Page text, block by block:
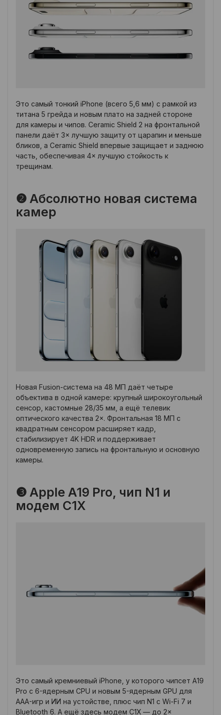
Это самый тонкий iPhone (всего 5,6 мм) с рамкой из
титана 5 грейда и новым плато на задней стороне
для камеры и чипов. Ceramic Shield 2 на фронтальной
панели даёт 3× лучшую защиту от царапин и меньше
бликов, а Ceramic Shield впервые защищает и заднюю
часть, обеспечивая 4× лучшую стойкость к
трещинам.
❷ Абсолютно новая система
камер
Новая Fusion-система на 48 МП даёт четыре
объектива в одной камере: крупный широкоугольный
сенсор, кастомные 28/35 мм, а ещё телевик
оптического качества 2×. Фронтальная 18 МП с
квадратным сенсором расширяет кадр,
стабилизирует 4K HDR и поддерживает
одновременную запись на фронтальную и основную
камеры.
❸ Apple A19 Pro, чип N1 и
модем C1X
Это самый кремниевый iPhone, у которого чипсет A19
Pro с 6-ядерным CPU и новым 5-ядерным GPU для
AAA-игр и ИИ на устойстве, плюс чип N1 с Wi-Fi 7 и
Bluetooth 6. А ещё здесь модем C1X — до 2×